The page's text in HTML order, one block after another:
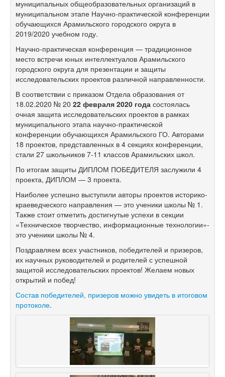
муниципальных общеобразовательных организаций в
муниципальном этапе Научно-практической конференции
обучающихся Арамильского городского округа в
2019/2020 учебном году.
Научно-практическая конференция — традиционное
место встречи юных интеллектуалов Арамильского
городского округа для презентации и защиты
исследовательских проектов различной направленности.
В соответствии с приказом Отдела образования от
18.02.2020 № 20 22 февраля 2020 года состоялась
очная защита исследовательских проектов в рамках
муниципального этапа научно-практической
конференции обучающихся Арамильского ГО. Авторами
18 проектов, представленных в 4 секциях конференции,
стали 27 школьников 7-11 классов Арамильских школ.
По итогам защиты ДИПЛОМ ПОБЕДИТЕЛЯ заслужили 4
проекта, ДИПЛОМ — 3 проекта.
Наиболее успешно выступили авторы проектов историко-
краеведческого направления — это ученики школы № 1.
Также стоит отметить достигнутые успехи в секции
«Техническое творчество, информационные технологии»-
это ученики школы № 4.
Поздравляем всех участников, победителей и призеров,
их научных руководителей и родителей с успешной
защитой исследовательских проектов! Желаем новых
открытий и побед!
Состав победителей, призеров можно увидеть в итоговом
протоколе.